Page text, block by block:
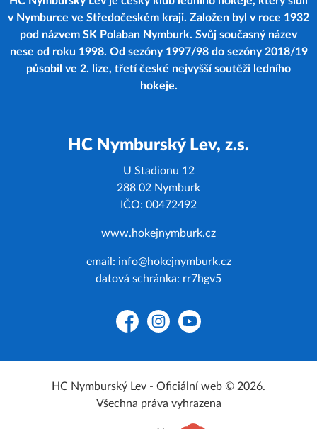
v Nymburce ve Středočeském kraji. Založen byl v roce 1932
pod názvem SK Polaban Nymburk. Svůj současný název
nese od roku 1998. Od sezóny 1997/98 do sezóny 2018/19
působil ve 2. lize, třetí české nejvyšší soutěži ledního
hokeje.
HC Nymburský Lev, z.s.
U Stadionu 12
288 02 Nymburk
IČO: 00472492
www.hokejnymburk.cz
email: info@hokejnymburk.cz
datová schránka: rr7hgv5
FacebookInstagramYouTube
HC Nymburský Lev - Oficiální web © 2026.
Všechna práva vyhrazena